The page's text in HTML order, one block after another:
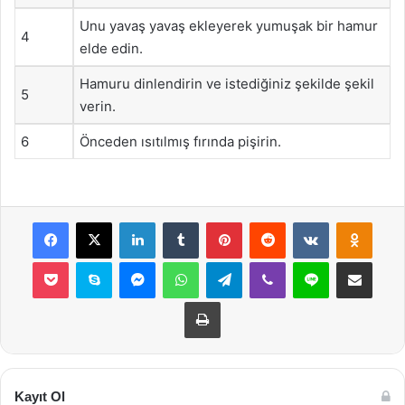
4
Unu yavaş yavaş ekleyerek yumuşak bir hamur
elde edin.
5
Hamuru dinlendirin ve istediğiniz şekilde şekil
verin.
6 Önceden ısıtılmış fırında pişirin.
Facebook
X LinkedInTumblr PinterestReddit VKontakte
Pocket Skype MessengerWhatsAppTelegramViber Line E-Posta ile
Yazdır
Kayıt Ol